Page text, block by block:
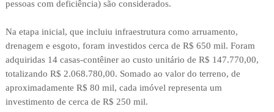
pessoas com deficiência) são considerados.
Na etapa inicial, que incluiu infraestrutura como arruamento,
drenagem e esgoto, foram investidos cerca de R$ 650 mil. Foram
adquiridas 14 casas-contêiner ao custo unitário de R$ 147.770,00,
totalizando R$ 2.068.780,00. Somado ao valor do terreno, de
aproximadamente R$ 80 mil, cada imóvel representa um
investimento de cerca de R$ 250 mil.